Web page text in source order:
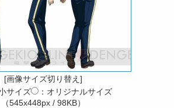
[画像サイズ切り替え]
サイズ
：オリジナルサイズ
（545x448px / 98KB）